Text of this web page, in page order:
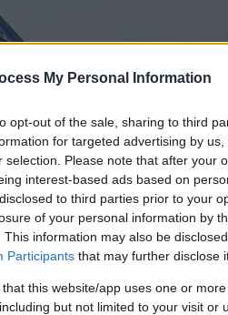
My Personal Information
opt-out of the sale, sharing to third
for targeted advertising by
selection. Please note that after your
interest-based ads based on
to third parties prior to your
of your personal information by
This information may also be
Participants that may further disclose
that this website/app uses one or
but not limited to your visit or